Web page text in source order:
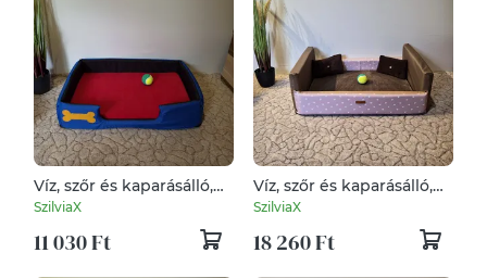
Víz, szőr és kaparásálló,
lehúzható és mosható
SzilviaX
11 030 Ft
Víz, szőr és kaparásálló,
lehúzható és mosható
SzilviaX
18 260 Ft